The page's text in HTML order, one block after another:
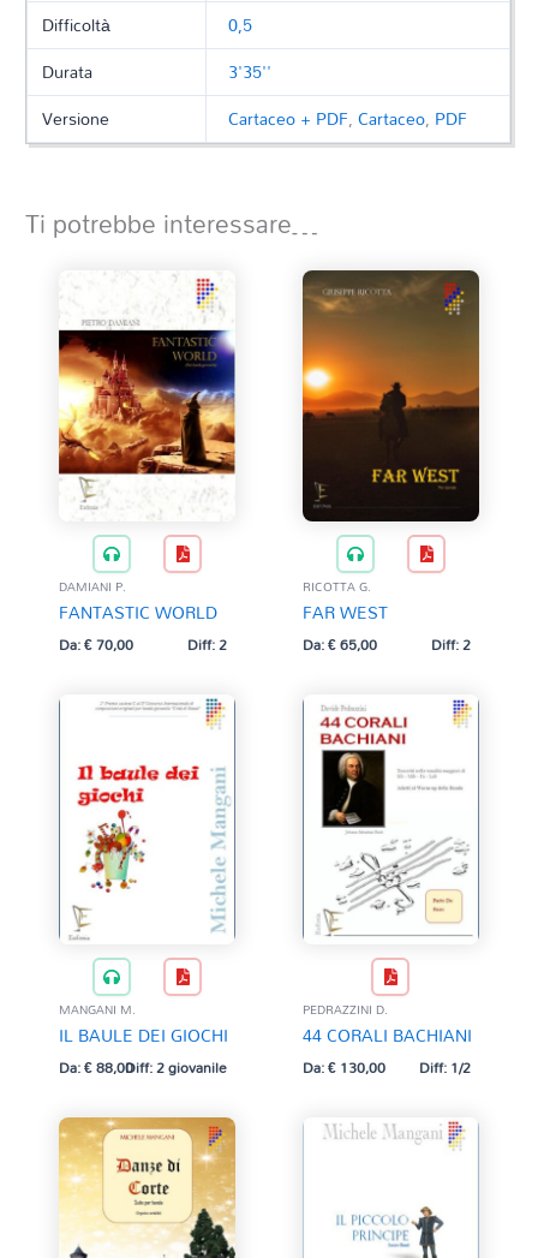
Difficoltà
0,5
Durata
3'35''
Versione
Cartaceo + PDF,Cartaceo, PDF
Ti potrebbe interessare…
DAMIANI P.
FANTASTIC WORLD
Da:€70,00 Diff: 2
RICOTTA G.
FAR WEST
Da:€65,00 Diff: 2
MANGANI M.
IL BAULE DEI GIOCHI
Da:€88,00Diff: 2 giovanile
PEDRAZZINI D.
44 CORALI BACHIANI
Da:€130,00 Diff: 1/2